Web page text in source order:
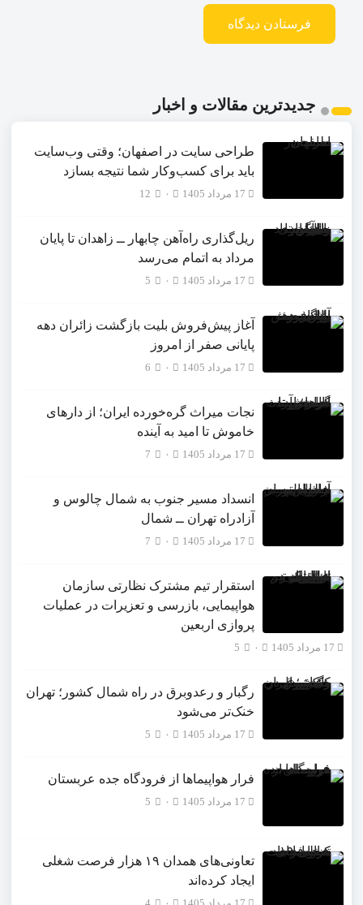
جدیدترین مقالات و اخبار
طراحی سایت در اصفهان؛ وقتی وب‌سایت
باید برای کسب‌وکار شما نتیجه بسازد
17 مرداد 1405 12
ریل‌گذاری راه‌آهن چابهار ــ زاهدان تا پایان
مرداد به اتمام می‌رسد
17 مرداد 1405 5
آغاز پیش‌فروش بلیت بازگشت زائران دهه
پایانی صفر از امروز
17 مرداد 1405 6
نجات میراث گره‌خورده ایران؛ از دارهای
خاموش تا امید به آینده
17 مرداد 1405 7
انسداد مسیر جنوب به شمال چالوس و
آزادراه تهران ــ شمال
17 مرداد 1405 7
استقرار تیم مشترک نظارتی سازمان
هواپیمایی، بازرسی و تعزیرات در عملیات
پروازی اربعین
17 مرداد 1405 5
رگبار و رعدوبرق در راه شمال کشور؛ تهران
خنک‌تر می‌شود
17 مرداد 1405 5
فرار هواپیماها از فرودگاه جده عربستان
17 مرداد 1405 5
تعاونی‌های همدان ۱۹ هزار فرصت شغلی
ایجاد کرده‌اند